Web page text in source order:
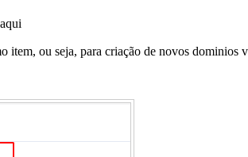
ou seja, para criação de novos dominios